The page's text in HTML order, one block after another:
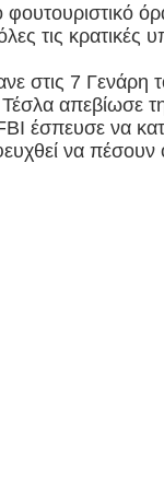
τις κρατικές
στις 7 Γενάρη
απεβίωσε
έσπευσε να
να πέσουν